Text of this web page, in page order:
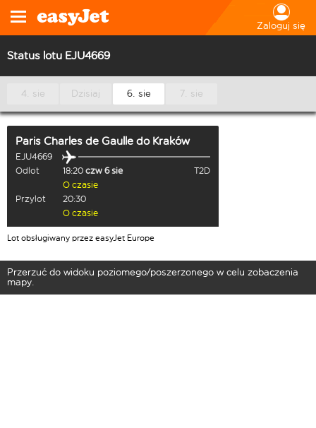
Zaloguj się
Status lotu EJU4669
4. sie Dzisiaj 6. sie 7. sie
Paris Charles de Gaulle do Kraków
EJU4669
Odlot
18:20 czw 6 sie
T2D
O czasie
Przylot
20:30
O czasie
Lot obsługiwany przez easyJet Europe
Przerzuć do widoku poziomego/poszerzonego w celu zobaczenia
mapy.